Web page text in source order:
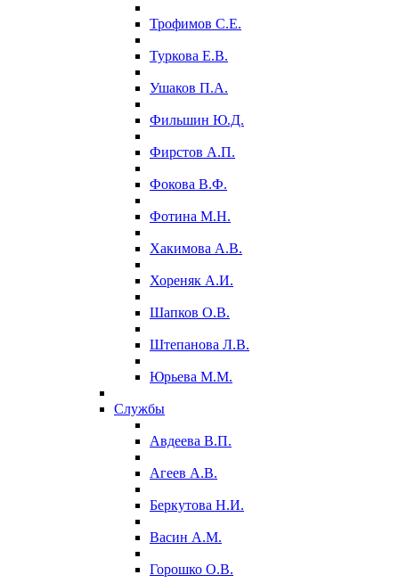
Трофимов С.Е.
Туркова Е.В.
Ушаков П.А.
Фильшин Ю.Д.
Фирстов А.П.
Фокова В.Ф.
Фотина М.Н.
Хакимова А.В.
Хореняк А.И.
Шапков О.В.
Штепанова Л.В.
Юрьева М.М.
Службы
Авдеева В.П.
Агеев А.В.
Беркутова Н.И.
Васин А.М.
Горошко О.В.